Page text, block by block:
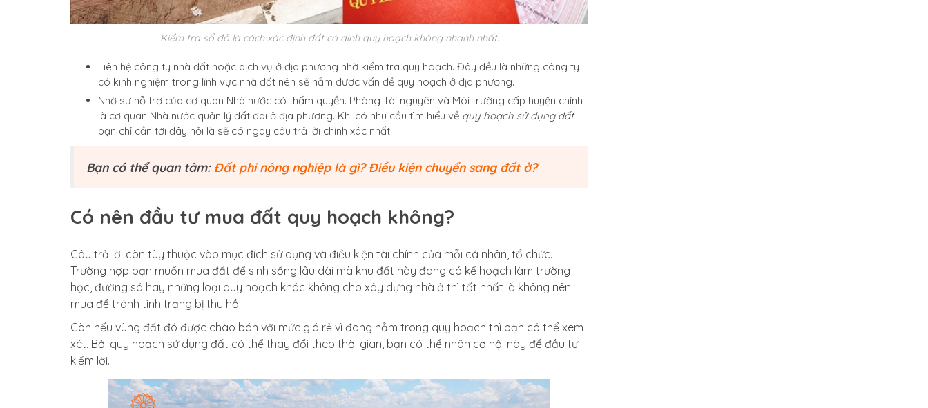
Kiểm tra sổ đỏ là cách xác định đất có dính quy hoạch không nhanh nhất.
Liên hệ công ty nhà đất hoặc dịch vụ ở địa phương nhờ kiểm tra quy hoạch. Đây đều là những công ty
có kinh nghiệm trong lĩnh vực nhà đất nên sẽ nắm được vấn đề quy hoạch ở địa phương.
Nhờ sự hỗ trợ của cơ quan Nhà nước có thẩm quyền. Phòng Tài nguyên và Môi trường cấp huyện chính
là cơ quan Nhà nước quản lý đất đai ở địa phương. Khi có nhu cầu tìm hiểu về quy hoạch sử dụng đất
bạn chỉ cần tới đây hỏi là sẽ có ngay câu trả lời chính xác nhất.
Bạn có thể quan tâm: Đất phi nông nghiệp là gì? Điều kiện chuyển sang đất ở?
Có nên đầu tư mua đất quy hoạch không?
Câu trả lời còn tùy thuộc vào mục đích sử dụng và điều kiện tài chính của mỗi cá nhân, tổ chức.
Trường hợp bạn muốn mua đất để sinh sống lâu dài mà khu đất này đang có kế hoạch làm trường
học, đường sá hay những loại quy hoạch khác không cho xây dựng nhà ở thì tốt nhất là không nên
mua để tránh tình trạng bị thu hồi.
Còn nếu vùng đất đó được chào bán với mức giá rẻ vì đang nằm trong quy hoạch thì bạn có thể xem
xét. Bởi quy hoạch sử dụng đất có thể thay đổi theo thời gian, bạn có thể nhân cơ hội này để đầu tư
kiếm lời.